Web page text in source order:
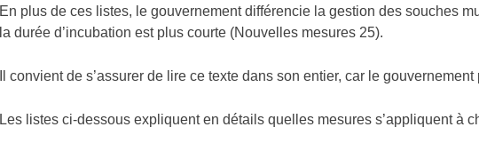
En plus de ces listes, le gouvernement différencie la gestion des souches
la durée d’incubation est plus courte (Nouvelles mesures 25).
Il convient de s’assurer de lire ce texte dans son entier, car le
Les listes ci-dessous expliquent en détails quelles mesures s’appliquent à